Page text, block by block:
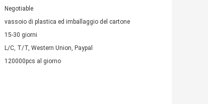
Negotiable
vassoio di plastica ed imballaggio del cartone
15-30 giorni
L/C, T/T, Western Union, Paypal
120000pcs al giorno